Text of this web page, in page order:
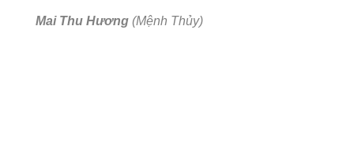
Mai Thu Hương (Mệnh Thủy)